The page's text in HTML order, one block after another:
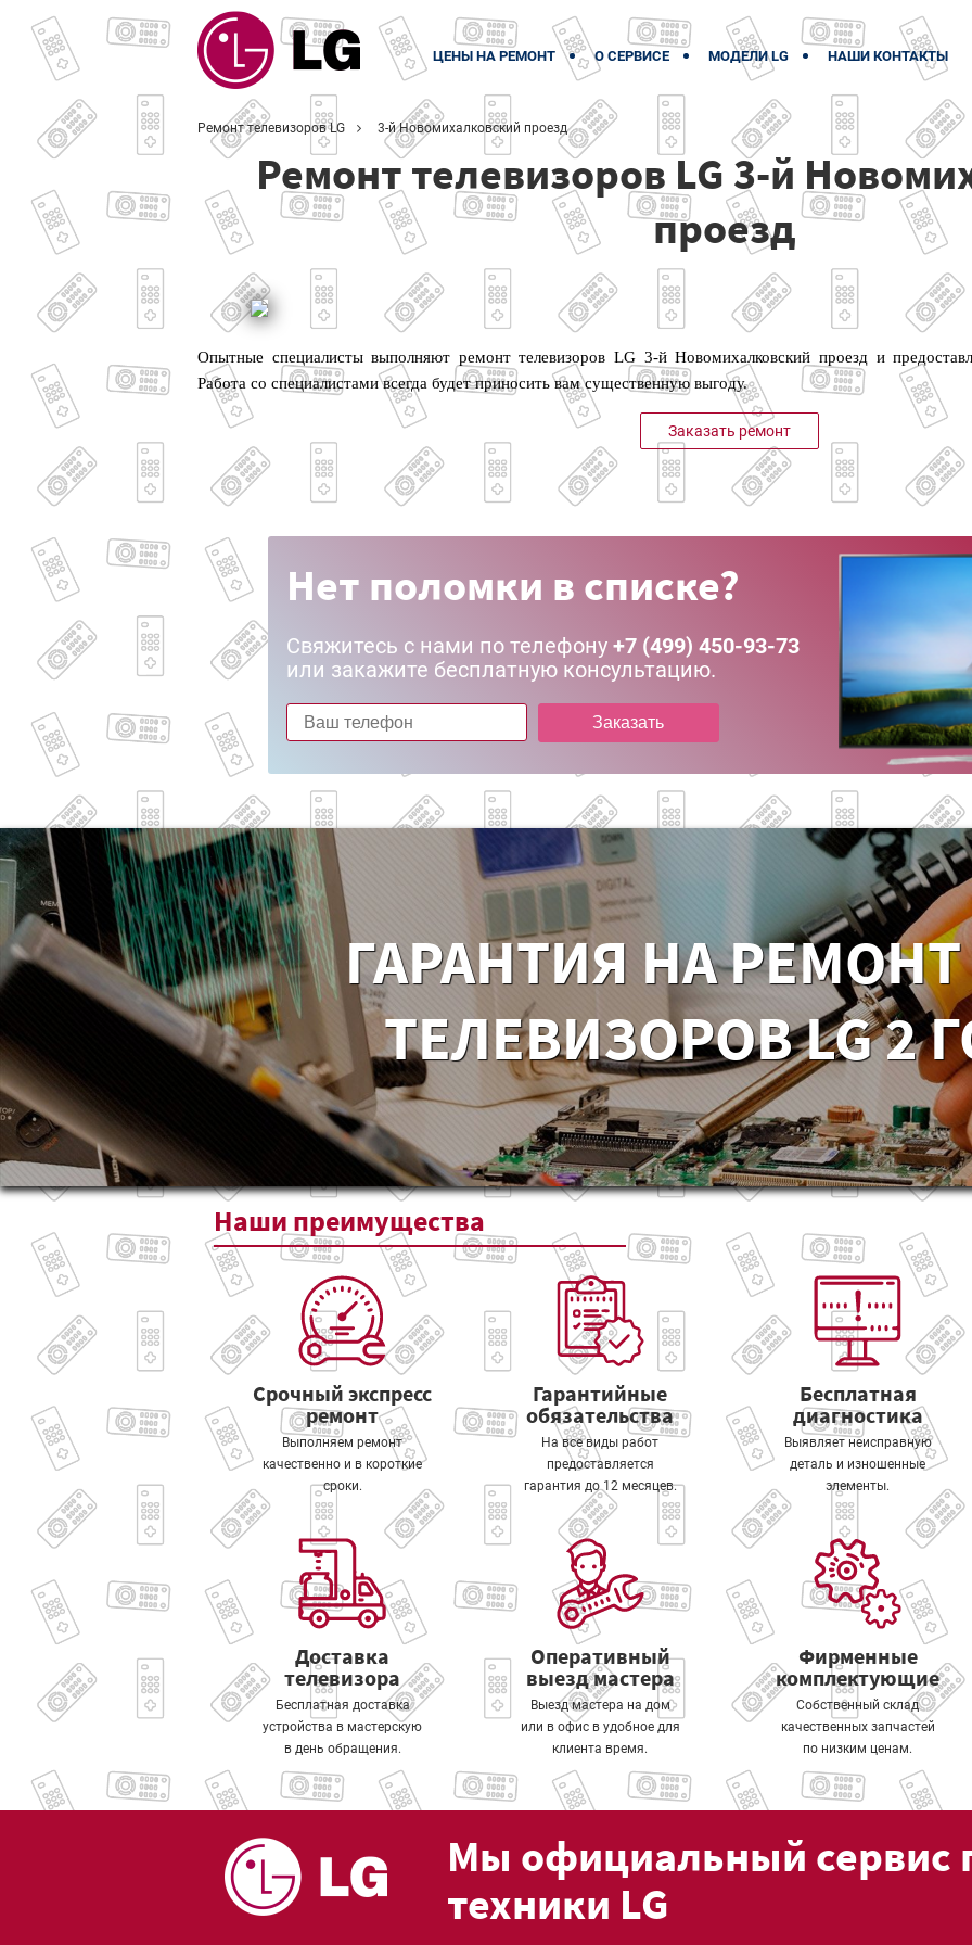
ЦЕНЫ НА РЕМОНТ О СЕРВИСЕ МОДЕЛИ LG НАШИ КОНТАКТЫ
Ремонт телевизоров LG 3-й Новомихалковский проезд
Ремонт телевизоров LG 3-й
проезд
Опытные специалисты выполняют ремонт телевизоров LG 3-й Новомихалковский проезд и
Работа со специалистами всегда будет приносить вам существенную выгоду.
Заказать ремонт
Нет поломки в списке?
Свяжитесь с нами по телефону +7 (499) 450-93-73
или закажите бесплатную консультацию.
Заказать
ГАРАНТИЯ НА РЕМОНТ
ТЕЛЕВИЗОРОВ LG 2
Наши преимущества
Срочный экспресс
ремонт
Выполняем ремонт
качественно и в короткие
сроки.
Гарантийные
обязательства
На все виды работ
предоставляется
гарантия до 12 месяцев.
Бесплатная
диагностика
Выявляет неисправную
деталь и изношенные
элементы.
Доставка
телевизора
Бесплатная доставка
устройства в мастерскую
в день обращения.
Оперативный
выезд мастера
Выезд мастера на дом
или в офис в удобное для
клиента время.
Фирменные
комплектующие
Собственный склад
качественных запчастей
по низким ценам.
Мы официальный сервис
техники LG